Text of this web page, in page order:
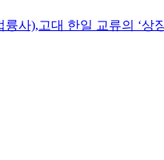
사),고대 한일 교류의 ‘상